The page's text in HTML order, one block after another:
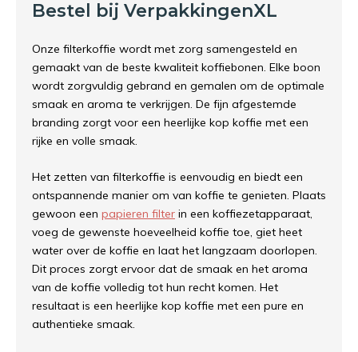
Bestel bij VerpakkingenXL
Onze filterkoffie wordt met zorg samengesteld en
gemaakt van de beste kwaliteit koffiebonen. Elke boon
wordt zorgvuldig gebrand en gemalen om de optimale
smaak en aroma te verkrijgen. De fijn afgestemde
branding zorgt voor een heerlijke kop koffie met een
rijke en volle smaak.
Het zetten van filterkoffie is eenvoudig en biedt een
ontspannende manier om van koffie te genieten. Plaats
gewoon een papieren filter in een koffiezetapparaat,
voeg de gewenste hoeveelheid koffie toe, giet heet
water over de koffie en laat het langzaam doorlopen.
Dit proces zorgt ervoor dat de smaak en het aroma
van de koffie volledig tot hun recht komen. Het
resultaat is een heerlijke kop koffie met een pure en
authentieke smaak.